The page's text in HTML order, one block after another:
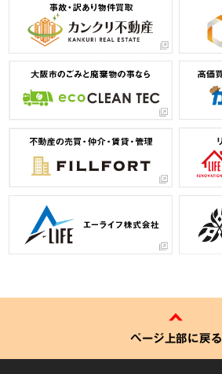
ページ上部に戻る